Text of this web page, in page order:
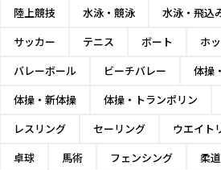
陸上競技 水泳・競泳 水泳・飛込
サッカー
テニス ボート ホ
バレーボール
ビーチバレー
体操
体操・新体操
体操・トランポリン
レスリング
セーリング ウエイト
卓球
馬術 フェンシング 柔道